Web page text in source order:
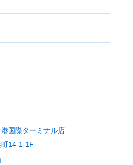
policies/application/licens
において運転できる期間 1)日本
効期間内...
国際ターミナル店
14-1-1F